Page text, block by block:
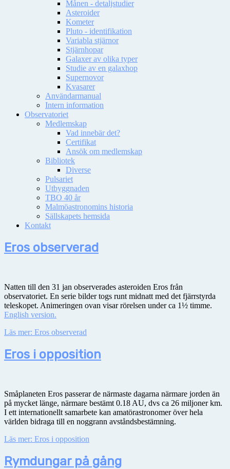
Månen - detaljstudier
Asteroider
Kometer
Pluto - identifikation
Variabla stjärnor
Stjärnhopar
Galaxer av olika typer
Studie av en galaxhop
Supernovor
Kvasarer
Användarmanual
Intern information
Observatoriet
Medlemskap
Vad innebär det?
Certifikat
Ansök om medlemskap
Bibliotek
Diverse
Pulsariet
Utbyggnaden
TBO 40 år
Malmöastronomins historia
Sällskapets hemsida
Kontakt
Eros observerad
Natten till den 31 jan observerades asteroiden Eros från
observatoriet. En serie bilder togs runt midnatt med det fjärrstyrda
teleskopet. Animeringen ovan visar rörelsen under ca 1½ timme.
English version.
Läs mer: Eros observerad
Eros i opposition
Småplaneten Eros passerar de närmaste dagarna närmare jorden än
på mycket länge, närmare bestämt 0.18 AU, dvs ca 26 miljoner km.
I ett internationellt samarbete kan amatörastronomer över hela
världen bidraga till en noggrann avståndsbestämning.
Läs mer: Eros i opposition
Rymdungar på gång